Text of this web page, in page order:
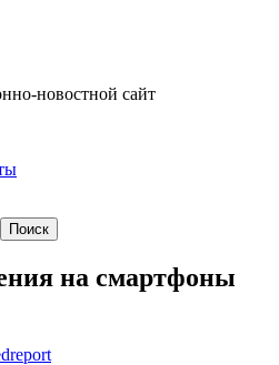
новостной сайт
на смартфоны